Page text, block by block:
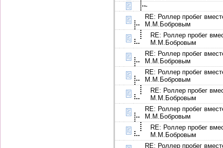
-
RE: Роллер пробег
М.М.Бобровым
RE: Роллер пробег
М.М.Бобровым
RE: Роллер пробег
М.М.Бобровым
RE: Роллер пробег
М.М.Бобровым
RE: Роллер пробег
М.М.Бобровым
RE: Роллер пробег
М.М.Бобровым
RE: Роллер пробег
М.М.Бобровым
RE: Роллер пробег